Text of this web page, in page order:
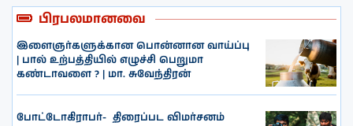
பிரபலமானவை
இளைஞர்களுக்கான பொன்னான வாய்ப்பு
| பால் உற்பத்தியில் எழுச்சி பெறுமா
கண்டாவளை ? | மா. சுவேந்திரன்
போட்டோகிராபர்- ‌ திரைப்பட விமர்சனம்